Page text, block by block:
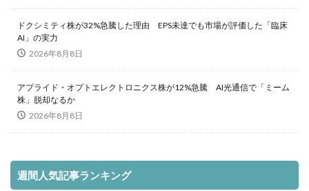
ドクシミティ株が32%急騰した理由 EPS未達でも市場が評価した「臨床
AI」の実力
2026年8月8日
アプライド・オプトエレクトロニクス株が12%急騰 AI光通信で「ミーム
株」脱却なるか
2026年8月8日
週間人気記事ランキング